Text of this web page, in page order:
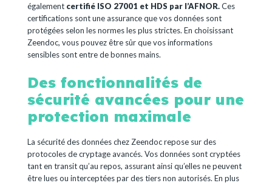
également certifié ISO 27001 et HDS par l’AFNOR.Ces
certifications sont une assurance que vos données sont
protégées selon les normes les plus strictes. En choisissant
Zeendoc, vous pouvez être sûr que vos informations
sensibles sont entre de bonnes mains.
Des fonctionnalités de
sécurité avancées pour une
protection maximale
La sécurité des données chez Zeendoc repose sur des
protocoles de cryptage avancés. Vos données sont cryptées
tant en transit qu’au repos, assurant ainsi qu’elles ne peuvent
être lues ou interceptées par des tiers non autorisés. En plus